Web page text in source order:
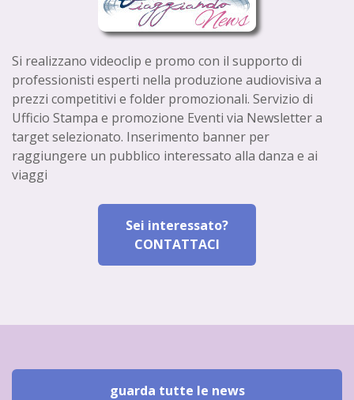
Si realizzano videoclip e promo con il supporto di
professionisti esperti nella produzione audiovisiva a
prezzi competitivi e folder promozionali. Servizio di
Ufficio Stampa e promozione Eventi via Newsletter a
target selezionato. Inserimento banner per
raggiungere un pubblico interessato alla danza e ai
viaggi
Sei interessato?
CONTATTACI
guarda tutte le news